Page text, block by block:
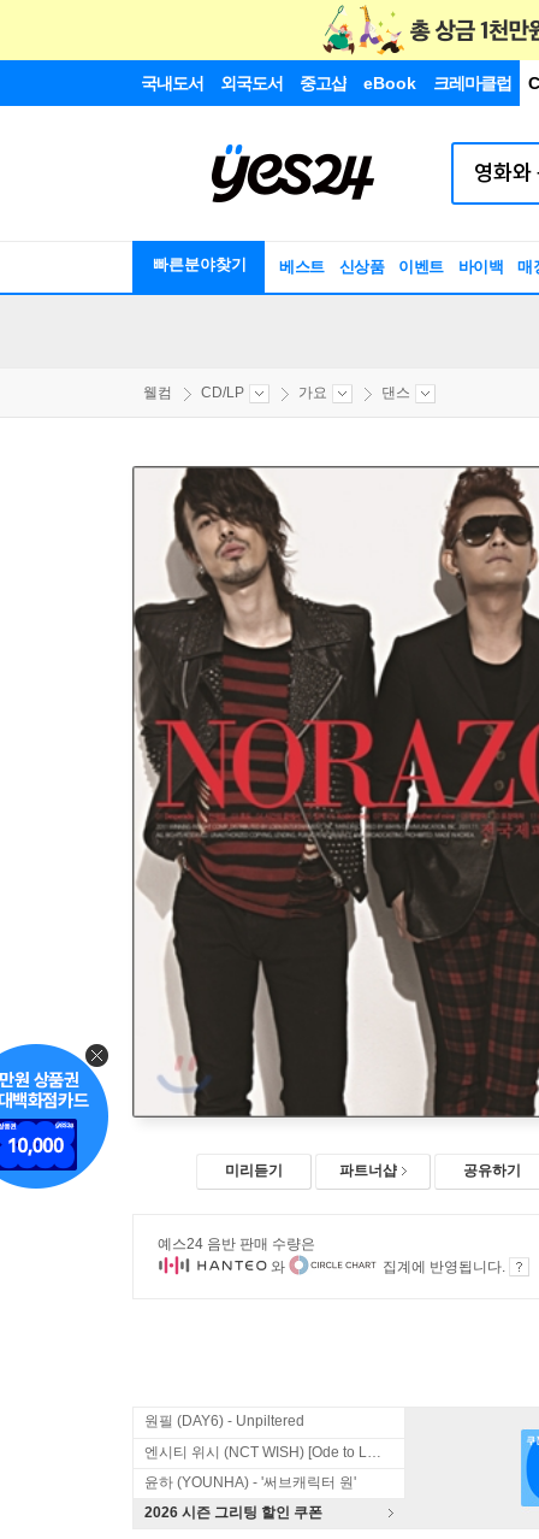
국내도서 외국도서 중고샵 eBook 크레마클럽
빠른분야찾기 베스트 신상품 이벤트 바이백 매
웰컴 CD/LP 가요 댄스
미리듣기 파트너샵 공유하기
예스24 음반 판매 수량은
와
집계에 반영됩니다.
원필 (DAY6) - Unpiltered
엔시티 위시 (NCT WISH) [Ode to Love]
윤하 (YOUNHA) - '써브캐릭터 원'
2026 시즌 그리팅 할인 쿠폰